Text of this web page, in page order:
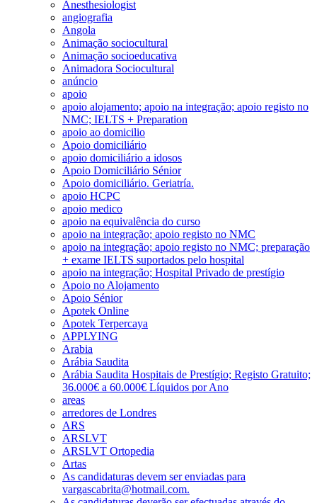
Anesthesiologist
angiografia
Angola
Animação sociocultural
Animação socioeducativa
Animadora Sociocultural
anúncio
apoio
apoio alojamento; apoio na integração; apoio registo no
NMC; IELTS + Preparation
apoio ao domicilio
Apoio domiciliário
apoio domiciliário a idosos
Apoio Domiciliário Sénior
Apoio domiciliário. Geriatría.
apoio HCPC
apoio medico
apoio na equivalência do curso
apoio na integração; apoio registo no NMC
apoio na integração; apoio registo no NMC; preparação
+ exame IELTS suportados pelo hospital
apoio na integração; Hospital Privado de prestígio
Apoio no Alojamento
Apoio Sénior
Apotek Online
Apotek Terpercaya
APPLYING
Arabia
Arábia Saudita
Arábia Saudita Hospitais de Prestígio; Registo Gratuito;
36.000€ a 60.000€ Líquidos por Ano
areas
arredores de Londres
ARS
ARSLVT
ARSLVT Ortopedia
Artas
As candidaturas devem ser enviadas para
vargascabrita@hotmail.com.